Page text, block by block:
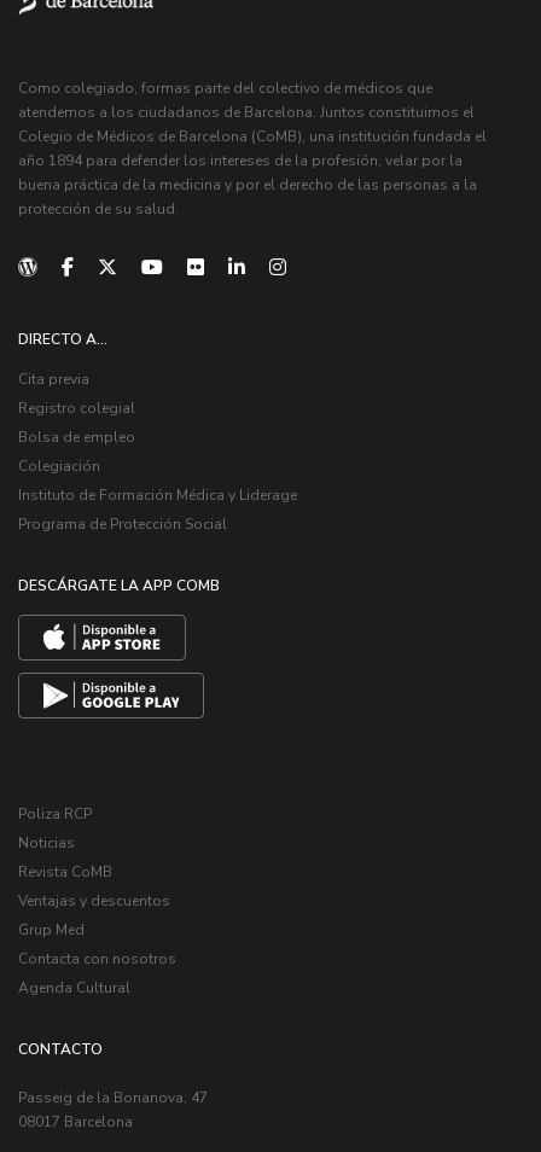
Como colegiado, formas parte del colectivo de médicos que
atendemos a los ciudadanos de Barcelona. Juntos constituimos el
Colegio de Médicos de Barcelona (CoMB), una institución fundada el
año 1894 para defender los intereses de la profesión, velar por la
buena práctica de la medicina y por el derecho de las personas a la
protección de su salud.
DIRECTO A...
Cita previa
Registro colegial
Bolsa de empleo
Colegiación
Instituto de Formación Médica y Liderage
Programa de Protección Social
DESCÁRGATE LA APP COMB
Poliza RCP
Noticias
Revista CoMB
Ventajas y descuentos
Grup Med
Contacta con nosotros
Agenda Cultural
CONTACTO
Passeig de la Bonanova, 47
08017 Barcelona